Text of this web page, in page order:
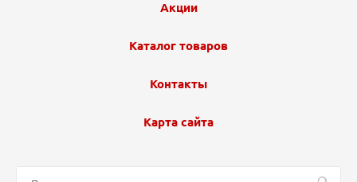
Акции
Каталог товаров
Контакты
Карта сайта